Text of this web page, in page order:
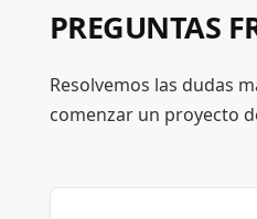
PREGUNTAS
Resolvemos las dudas
comenzar un proyecto